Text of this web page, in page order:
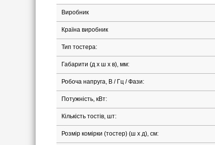
Виробник
Країна виробник
Тип тостера:
Габарити (д х ш х в), мм:
Робоча напруга, В / Гц / Фази:
Потужність, кВт:
Кількість тостів, шт:
Розмір комірки (тостер) (ш х д), см: